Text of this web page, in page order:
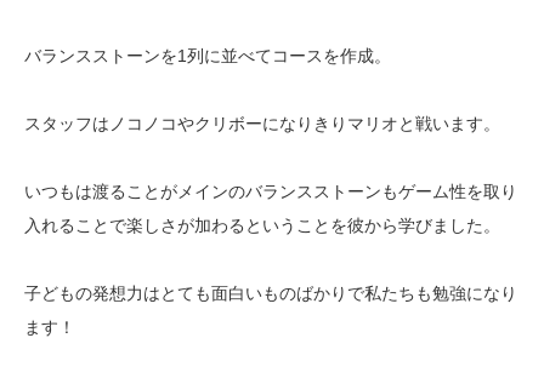
バランスストーンを1列に並べてコースを作成。
スタッフはノコノコやクリボーになりきりマリオと戦います。
いつもは渡ることがメインのバランスストーンもゲーム性を取り
入れることで楽しさが加わるということを彼から学びました。
子どもの発想力はとても面白いものばかりで私たちも勉強になり
ます！